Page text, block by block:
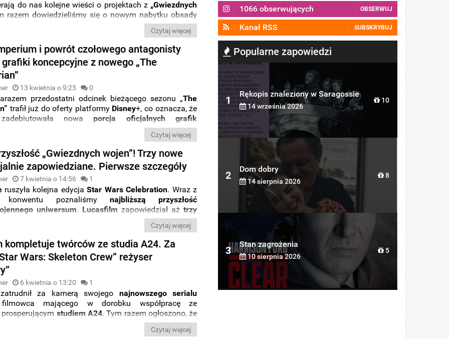
do nas kolejne wieści o projektach z „Gwiezdnych
razem dowiedzieliśmy się o nowym nabytku obsady
, aktor znany z obu części
” oraz między innymi z
Expanse”.
Czytaj więcej
i powrót czołowego antagonisty
koncepcyjne z nowego „The
13 kwietnia o 9:25 0
przedostatni odcinek bieżącego sezonu „The
trafił już do oferty platformy Disney+, co oznacza, że
nowaporcja oficjalnych grafik
. Zobaczycie na nich między innymi (spoiler!)
Resztek Imperiumoraz nowe
droida IG-11
Czytaj więcej
„Gwiezdnych wojen”! Trzy nowe
zapowiedziane. Pierwsze szczegóły
7 kwietnia o 14:56 1
ruszyła kolejna edycjaStar Wars Celebration. Wraz z
konwentu poznaliśmy najbliższą przyszłość
uniwersum. Lucasfilm zapowiedział ażtrzy
, za które jako reżyserzy odpowiedzą
oraz samDave Filoni
Czytaj więcej
kompletuje twórców ze studia A24. Za
Wars: Skeleton Crew” reżyser
6 kwietnia o 13:20 1
zatrudnił za kamerą swojego najnowszego serialu
filmowca mającego w dorobku współpracę ze
studiem A24. Tym razem ogłoszono, że
który wyreżyserował
Netfliksieserialu
Czytaj więcej
1066 obserwujących OBSERWUJ
Kanał RSS SUBSKRYBUJ
Popularne zapowiedzi
1
Rękopis znaleziony w Saragossie
14 września 2026
10
2
Dom dobry
14 sierpnia 2026
8
3
Stan zagrożenia
10 sierpnia 2026
5